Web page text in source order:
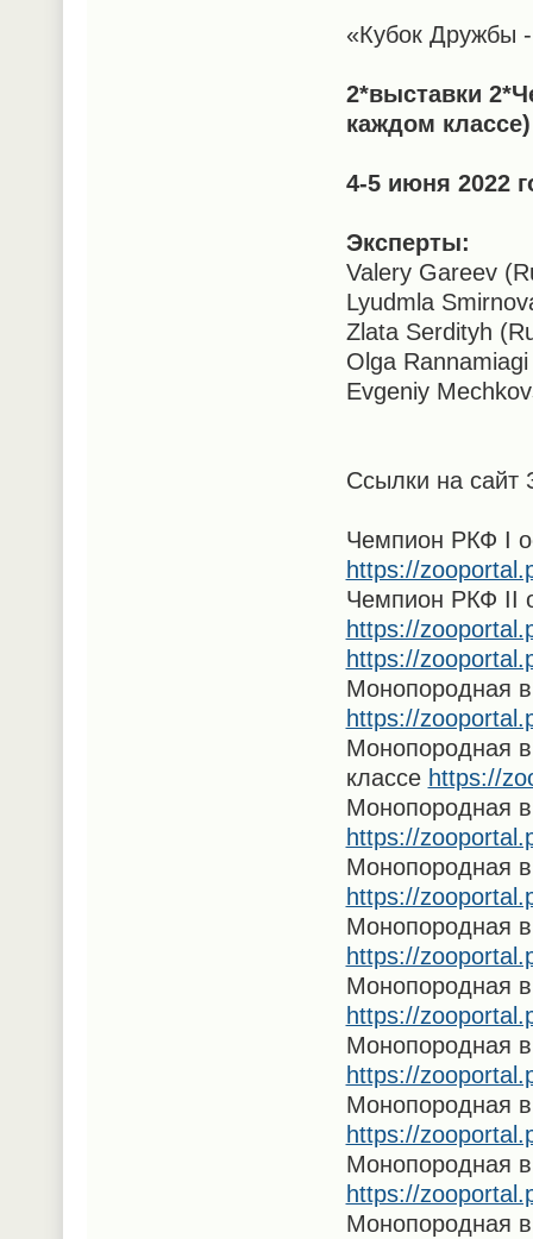
«Кубок Дружбы
2*выставки
каждом классе)
4-5 июня 2022
Эксперты:
Valery Gareev
Lyudmla
Zlata Serdityh
Olga
Evgeniy
Ссылки на сайт
Чемпион РКФ I
https://
Чемпион РКФ II
https://
https://
Монопородная
https://
Монопородная
классе https://
Монопородная
https://
Монопородная
https://
Монопородная
https://
Монопородная
https://
Монопородная
https://
Монопородная
https://
Монопородная
https://
Монопородная